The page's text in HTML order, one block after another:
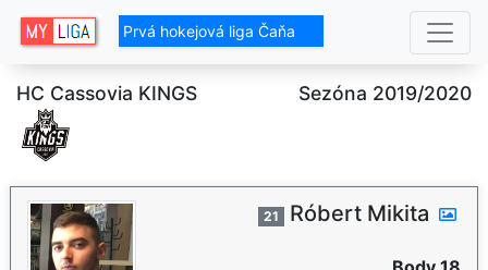
Prvá hokejová liga Čaňa
HC Cassovia KINGS Sezóna 2019/2020
21 Róbert Mikita